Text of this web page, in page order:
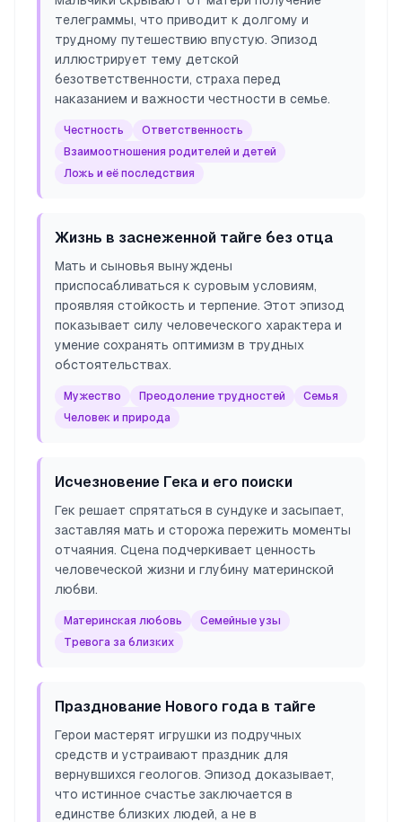
телеграммы, что приводит к долгому и
трудному путешествию впустую. Эпизод
иллюстрирует тему детской
безответственности, страха перед
наказанием и важности честности в семье.
Честность
Ответственность
Взаимоотношения родителей и детей
Ложь и её последствия
Жизнь в заснеженной тайге без отца
Мать и сыновья вынуждены
приспосабливаться к суровым условиям,
проявляя стойкость и терпение. Этот эпизод
показывает силу человеческого характера и
умение сохранять оптимизм в трудных
обстоятельствах.
Мужество Преодоление трудностей
Семья
Человек и природа
Исчезновение Гека и его поиски
Гек решает спрятаться в сундуке и засыпает,
заставляя мать и сторожа пережить моменты
отчаяния. Сцена подчеркивает ценность
человеческой жизни и глубину материнской
любви.
Материнская любовь
Семейные узы
Тревога за близких
Празднование Нового года в тайге
Герои мастерят игрушки из подручных
средств и устраивают праздник для
вернувшихся геологов. Эпизод доказывает,
что истинное счастье заключается в
единстве близких людей, а не в